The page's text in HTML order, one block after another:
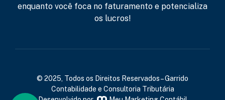
enquanto você foca no faturamento e potencializa
os lucros!
© 2025, Todos os Direitos Reservados – Garrido
Contabilidade e Consultoria Tributária